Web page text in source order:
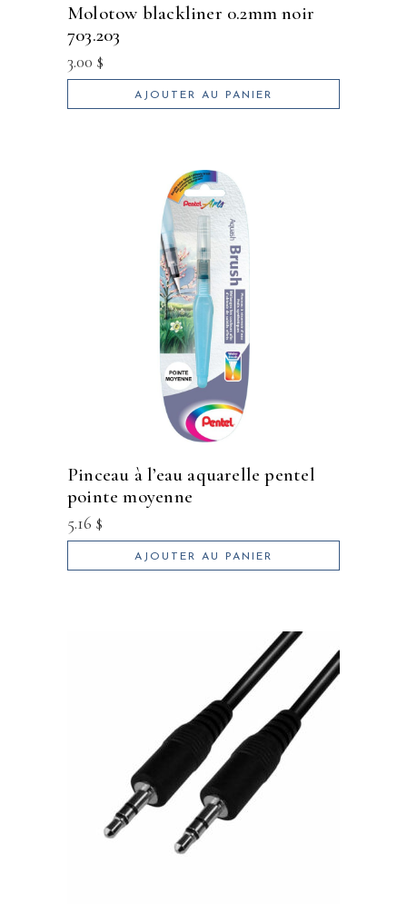
molotow blackliner 0.2mm noir
703.203
3.00 $
AJOUTER AU PANIER
pinceau à l’eau aquarelle pentel
pointe moyenne
5.16 $
AJOUTER AU PANIER